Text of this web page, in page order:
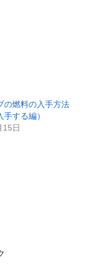
の燃料の入手方法
手する編）
15日